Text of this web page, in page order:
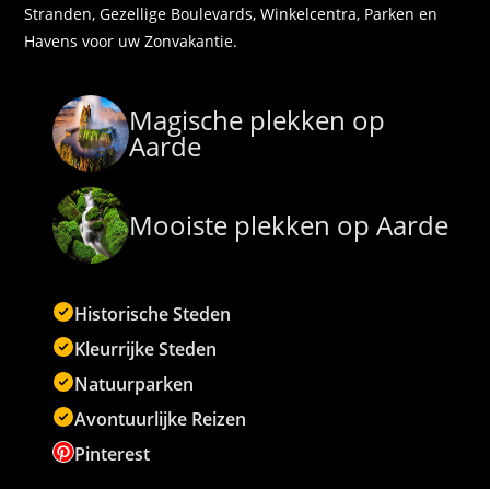
Stranden, Gezellige Boulevards, Winkelcentra, Parken en
Havens voor uw Zonvakantie.
Magische plekken op
Aarde
Mooiste plekken op Aarde
Historische Steden
Kleurrijke Steden
Natuurparken
Avontuurlijke Reizen
Pinterest